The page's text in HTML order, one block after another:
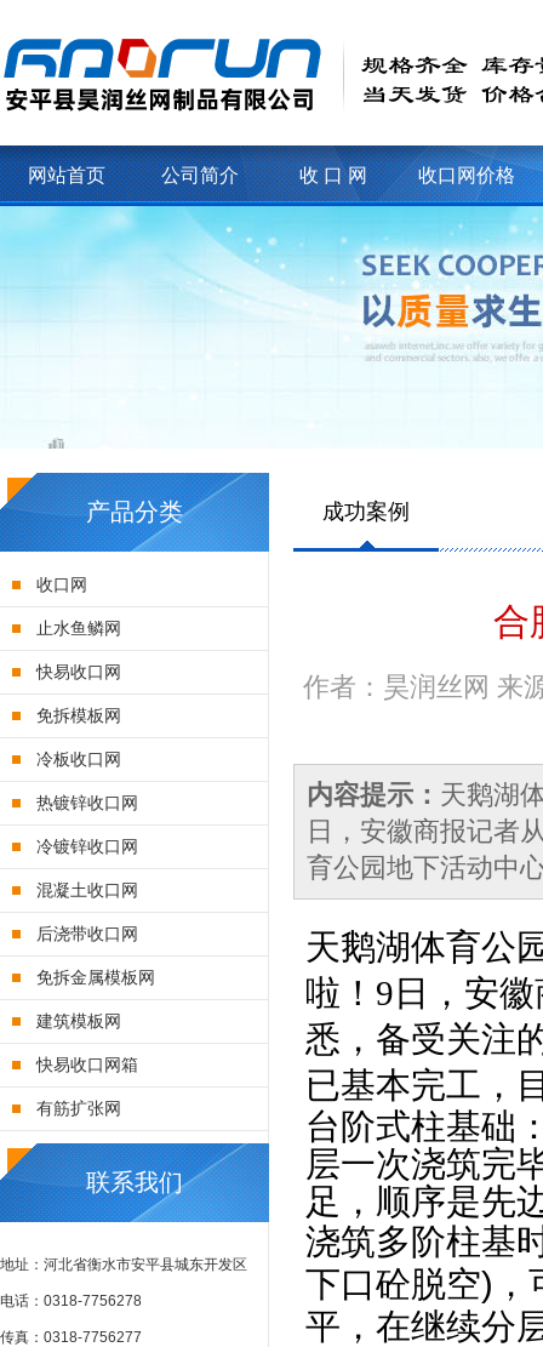
网站首页 公司简介 收 口 网 收口网价格
产品分类
收口网
止水鱼鳞网
快易收口网
免拆模板网
冷板收口网
热镀锌收口网
冷镀锌收口网
混凝土收口网
后浇带收口网
免拆金属模板网
建筑模板网
快易收口网箱
有筋扩张网
联系我们
地址：河北省衡水市安平县城东开发区
电话：0318-7756278
传真：0318-7756277
成功案例
合
作者：昊润丝网 来
内容提示： 天鹅湖
日，安徽商报记者
育公园地下活动中
天鹅湖体育公
啦！9日，安
悉，备受关注
已基本完工，
台阶式柱基础
层一次浇筑完
足，顺序是先
浇筑多阶柱基
下口砼脱空)，
平，在继续分